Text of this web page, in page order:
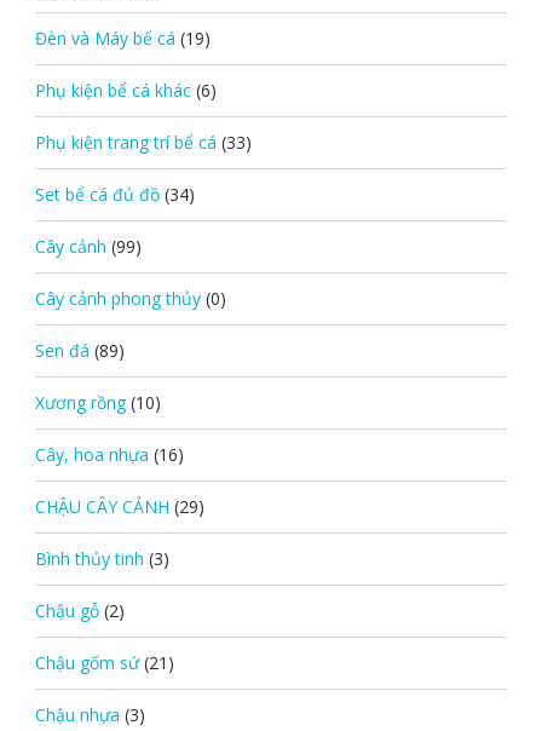
Đèn và Máy bể cá (19)
Phụ kiện bể cá khác (6)
Phụ kiện trang trí bể cá (33)
Set bể cá đủ đồ (34)
Cây cảnh (99)
Cây cảnh phong thủy (0)
Sen đá (89)
Xương rồng (10)
Cây, hoa nhựa (16)
CHẬU CÂY CẢNH (29)
Bình thủy tinh (3)
Chậu gỗ (2)
Chậu gốm sứ (21)
Chậu nhựa (3)